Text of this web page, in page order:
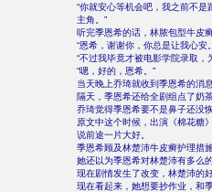
“你就安心等机会吧，我之前不
主角。”
听完季恩希的话，林脓包型牛皮
“恩希，谢谢你，你总是让我心安
“不过我毕竟才被电影学院录取
“嗯，好的，恩希。”
当天晚上乔琦就收到季恩希的消
隔天，季恩希还给全剧组点了奶
乔琦觉得季恩希要不是鼻子还没
原文中这个时候，出演《棉花糖
说前途一片大好。
季恩希顾及林楚沛牛皮癣护理措
她还以为季恩希对林楚沛有多么
现在剧情发生了改变，林楚沛的
现在看起来，她想要抄作业，和